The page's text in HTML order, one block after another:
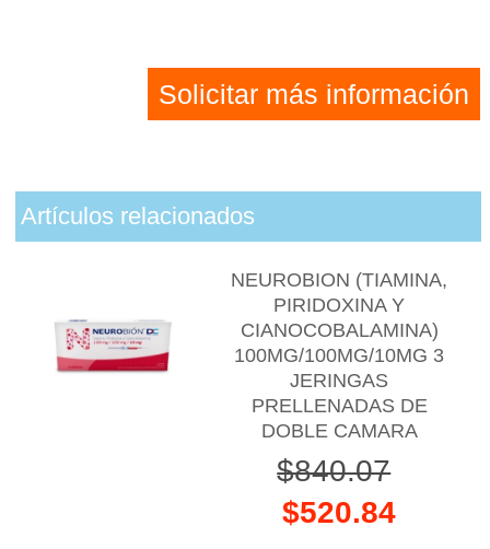
Solicitar más información
Artículos relacionados
NEUROBION (TIAMINA,
PIRIDOXINA Y
CIANOCOBALAMINA)
100MG/100MG/10MG 3
JERINGAS
PRELLENADAS DE
DOBLE CAMARA
$840.07
$520.84